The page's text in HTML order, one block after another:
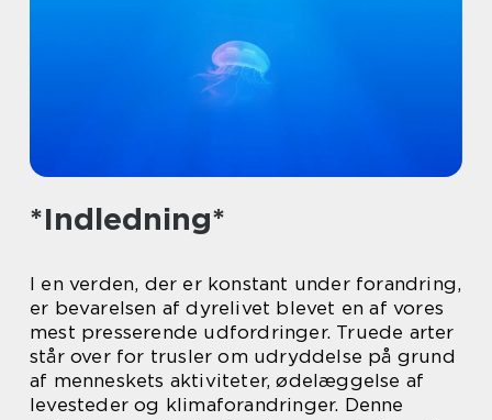
*Indledning*
I en verden, der er konstant under forandring,
er bevarelsen af dyrelivet blevet en af vores
mest presserende udfordringer. Truede arter
står over for trusler om udryddelse på grund
af menneskets aktiviteter, ødelæggelse af
levesteder og klimaforandringer. Denne